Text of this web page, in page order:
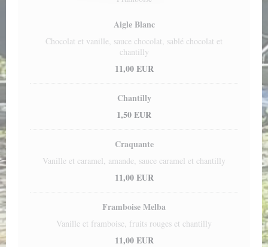
Aigle Blanc
Chocolat et vanille, sauce chocolat, sablé chocolat et
chantilly
11,00 EUR
Chantilly
1,50 EUR
Craquante
Vanille et caramel, amande, sauce caramel et chantilly
11,00 EUR
Framboise Melba
Vanille et framboise, fruits rouges et chantilly
11,00 EUR